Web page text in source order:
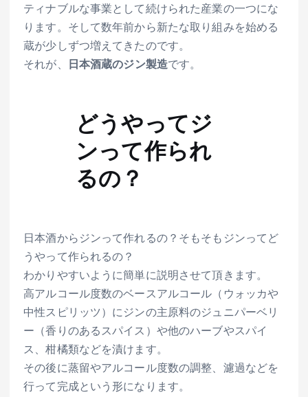
ティナブルな事業として続けられた産業の一つにな
ります。そして数年前から新たな取り組みを始める
蔵が少しずつ増えてきたのです。
それが、
日本酒蔵のジン製造です。
どうやってジ
ンって作られ
るの？
日本酒からジンって作れるの？そもそもジンってど
うやって作られるの？
わかりやすいように簡単に説明させて頂きます。
高アルコール度数のベースアルコール（ウォッカや
中性スピリッツ）にジンの主原料のジュニパーベリ
ー（香りのあるスパイス）や他のハーブやスパイ
ス、柑橘類などを漬けます。
その後に蒸留やアルコール度数の調整、濾過などを
行って完成という形になります。